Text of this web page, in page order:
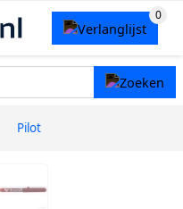
Pilot